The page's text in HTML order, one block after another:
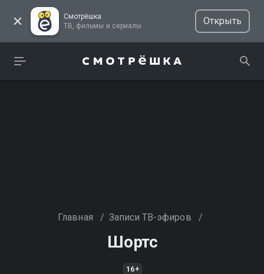
Смотрёшка
ТВ, фильмы и сериалы
Открыть
Главная / Записи ТВ-эфиров /
Шортс
16+